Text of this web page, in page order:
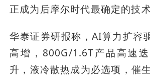
正成为后摩尔时代最确定的技
华泰证券研报称，AI算力扩容
高增，800G/1.6T产品高速
升，液冷散热成为必选项，催